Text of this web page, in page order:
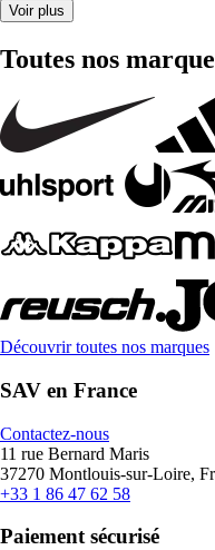
Voir plus
Toutes nos
Découvrir toutes nos marques
SAV en France
Contactez-nous
11 rue Bernard Maris
37270 Montlouis-sur-Loire,
+33 1 86 47 62 58
Paiement sécurisé